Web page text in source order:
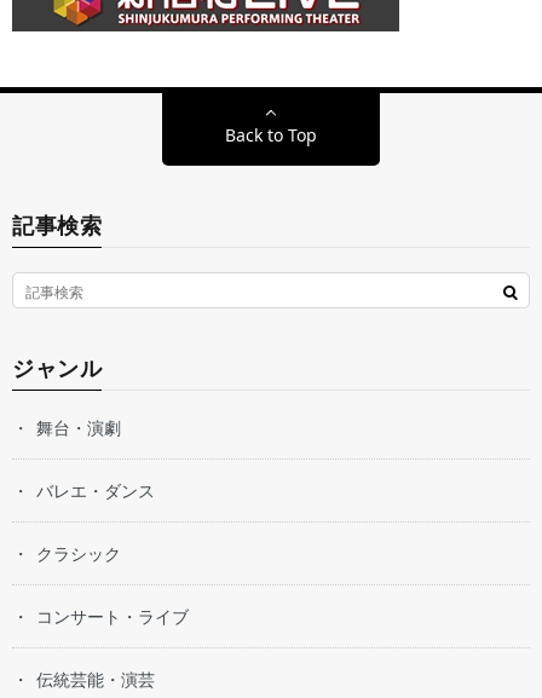
Back to Top
記事検索
ジャンル
舞台・演劇
バレエ・ダンス
クラシック
コンサート・ライブ
伝統芸能・演芸